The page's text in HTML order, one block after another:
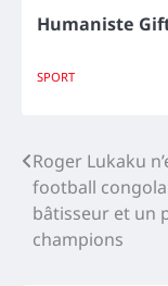
Humaniste
SPORT
Navigation
de
l’article
Roger Lukaku
football
bâtisseur et un
champions